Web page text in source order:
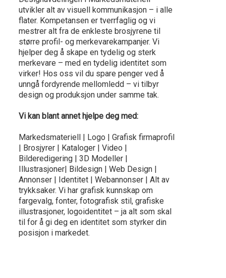
utvikler alt av visuell kommunikasjon – i alle
flater. Kompetansen er tverrfaglig og vi
mestrer alt fra de enkleste brosjyrene til
større profil- og merkevarekampanjer. Vi
hjelper deg å skape en tydelig og sterk
merkevare – med en tydelig identitet som
virker! Hos oss vil du spare penger ved å
unngå fordyrende mellomledd – vi tilbyr
design og produksjon under samme tak.
Vi kan blant annet hjelpe deg med:
Markedsmateriell | Logo | Grafisk firmaprofil
| Brosjyrer | Kataloger | Video |
Bilderedigering | 3D Modeller |
Illustrasjoner| Bildesign | Web Design |
Annonser | Identitet | Webannonser | Alt av
trykksaker. Vi har grafisk kunnskap om
fargevalg, fonter, fotografisk stil, grafiske
illustrasjoner, logoidentitet – ja alt som skal
til for å gi deg en identitet som styrker din
posisjon i markedet.